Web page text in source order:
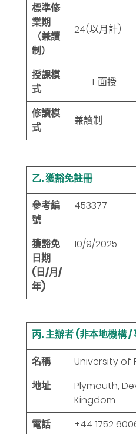
標準修
業期
（兼讀
制）
24(以月計)
授課模
式
面授
修讀模
式
兼讀制
乙. 獲豁免註冊
參考編
號
453377
獲豁免
日期
(日/月/
年)
10/9/2025
丙. 主辦者 (非本地機構 /
名稱
University of
地址
Plymouth,
Kingdom
電話
+44 1752